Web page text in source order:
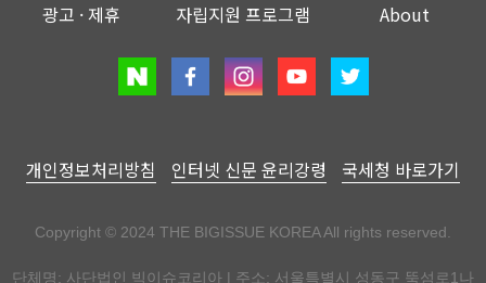
광고 · 제휴
자립지원 프로그램 About
개인정보처리방침 인터넷 신문 윤리강령 국세청 바로가기
Copyright © 2024 THE BIGISSUE KOREA All rights reserved.
단체명: 사단법인 빅이슈코리아 | 주소: 서울특별시 성동구 뚝섬로1나